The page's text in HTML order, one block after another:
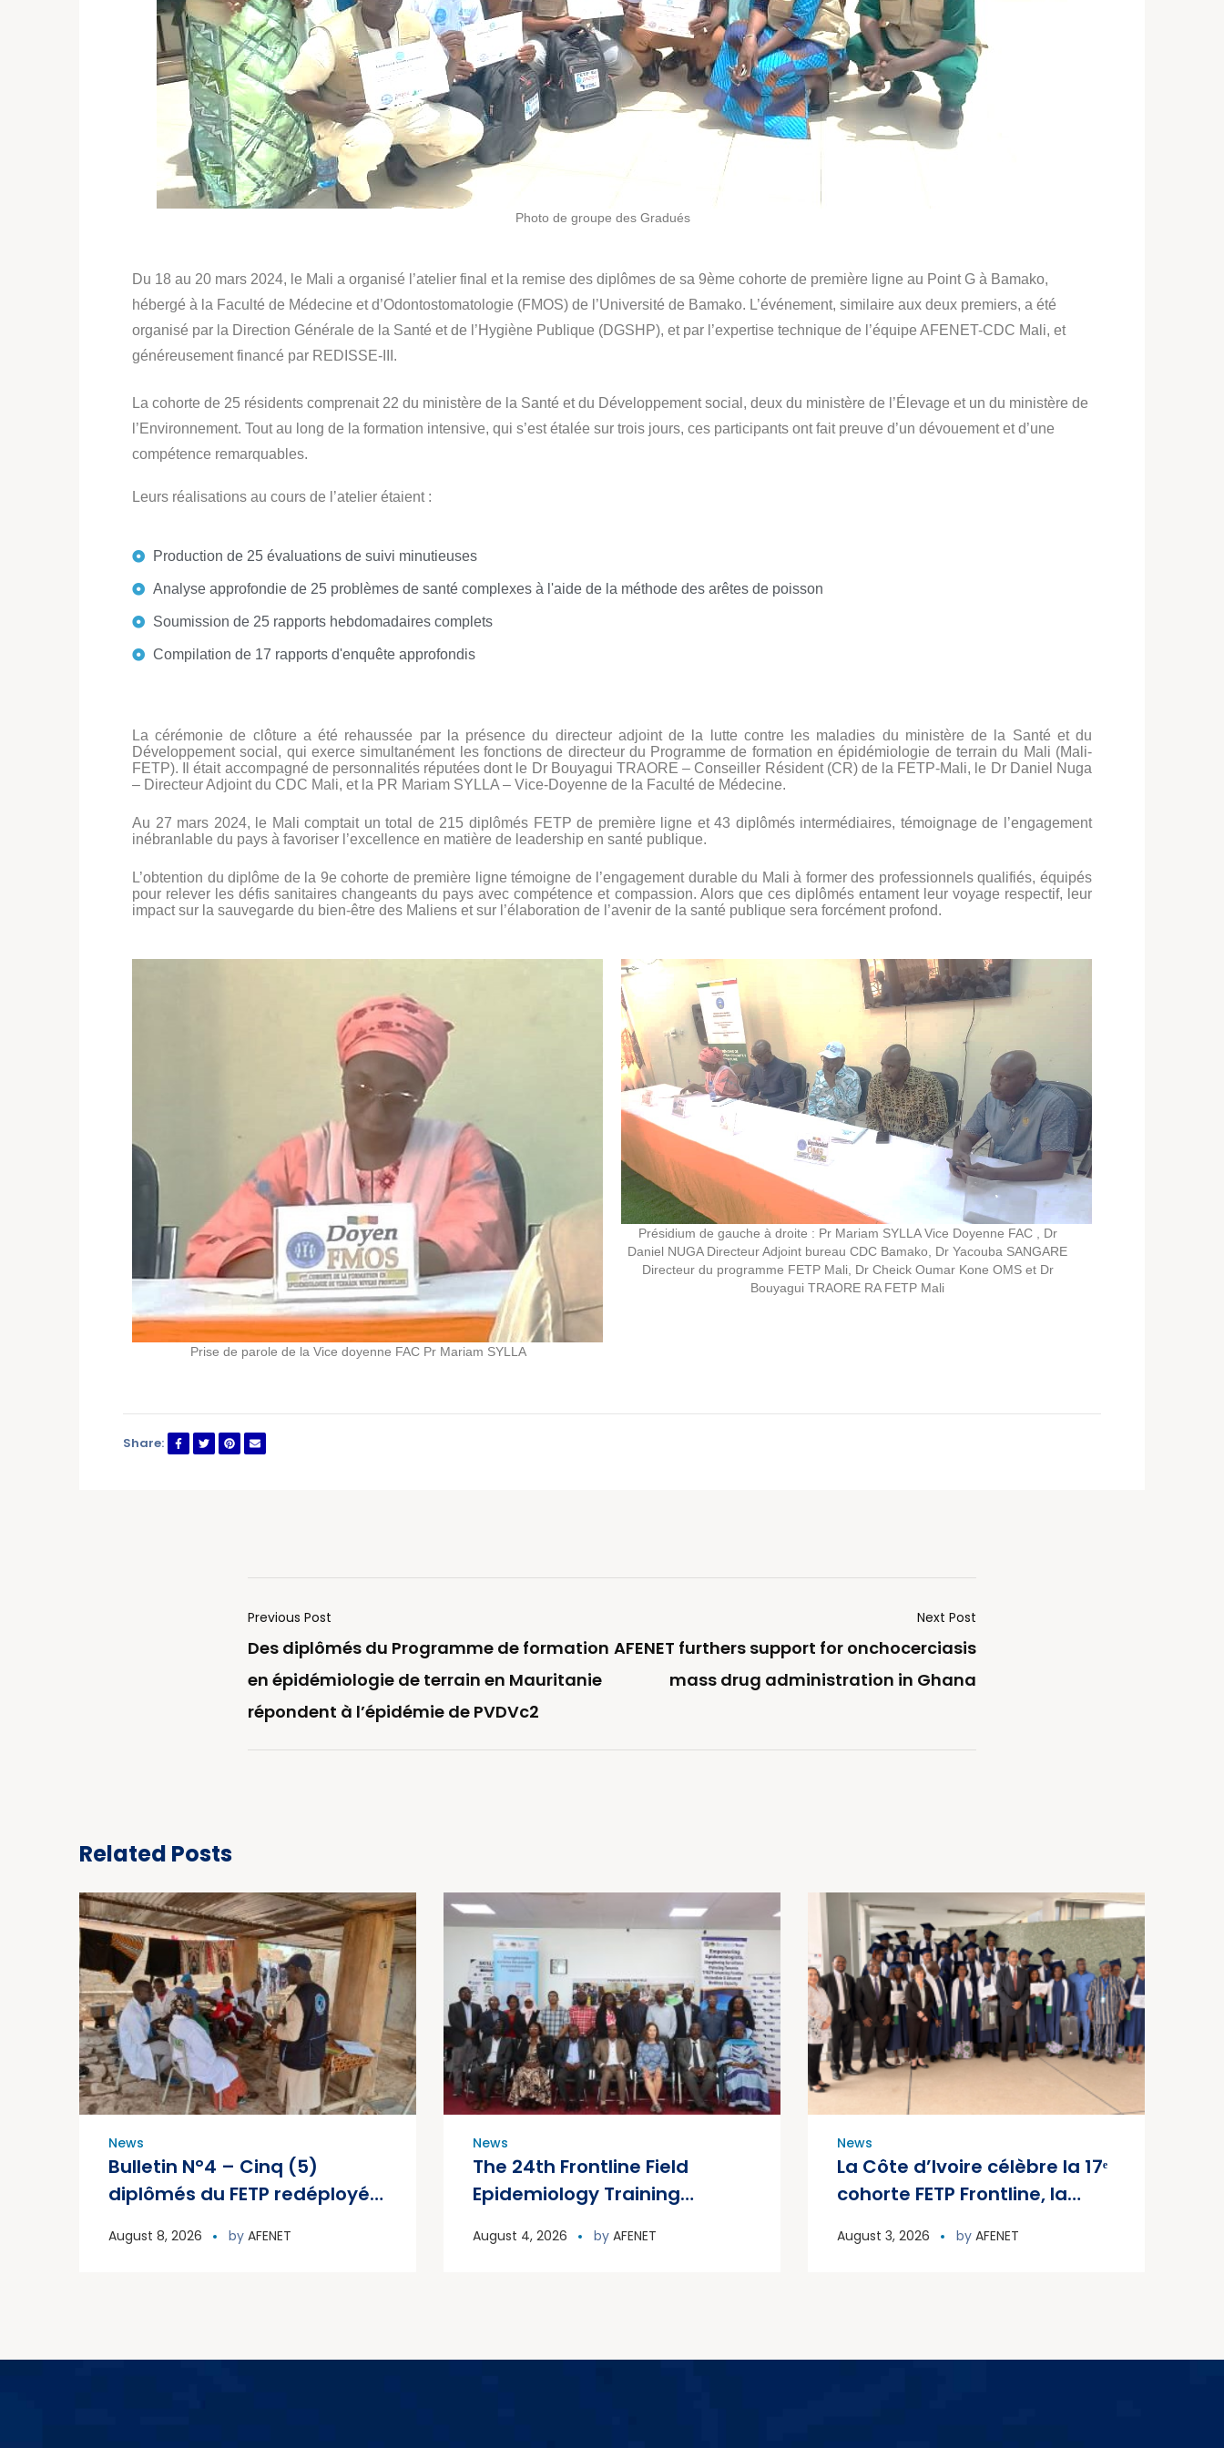
Photo de groupe des Gradués
Du 18 au 20 mars 2024, le Mali a organisé l’atelier final et la remise des diplômes de sa 9ème cohorte de première ligne au Point G à Bamako,
hébergé à la Faculté de Médecine et d’Odontostomatologie (FMOS) de l’Université de Bamako. L’événement, similaire aux deux premiers, a été
organisé par la Direction Générale de la Santé et de l’Hygiène Publique (DGSHP), et par l’expertise technique de l’équipe AFENET-CDC Mali, et
généreusement financé par REDISSE-III.
La cohorte de 25 résidents comprenait 22 du ministère de la Santé et du Développement social, deux du ministère de l’Élevage et un du ministère de
l’Environnement. Tout au long de la formation intensive, qui s’est étalée sur trois jours, ces participants ont fait preuve d’un dévouement et d’une
compétence remarquables.
Leurs réalisations au cours de l’atelier étaient :
Production de 25 évaluations de suivi minutieuses
Analyse approfondie de 25 problèmes de santé complexes à l'aide de la méthode des arêtes de poisson
Soumission de 25 rapports hebdomadaires complets
Compilation de 17 rapports d'enquête approfondis
La cérémonie de clôture a été rehaussée par la présence du directeur adjoint de la lutte contre les maladies du ministère de la Santé et du
Développement social, qui exerce simultanément les fonctions de directeur du Programme de formation en épidémiologie de terrain du Mali (Mali-
FETP). Il était accompagné de personnalités réputées dont le Dr Bouyagui TRAORE – Conseiller Résident (CR) de la FETP-Mali, le Dr Daniel Nuga
– Directeur Adjoint du CDC Mali, et la PR Mariam SYLLA – Vice-Doyenne de la Faculté de Médecine.
Au 27 mars 2024, le Mali comptait un total de 215 diplômés FETP de première ligne et 43 diplômés intermédiaires, témoignage de l’engagement
inébranlable du pays à favoriser l’excellence en matière de leadership en santé publique.
L’obtention du diplôme de la 9e cohorte de première ligne témoigne de l’engagement durable du Mali à former des professionnels qualifiés, équipés
pour relever les défis sanitaires changeants du pays avec compétence et compassion. Alors que ces diplômés entament leur voyage respectif, leur
impact sur la sauvegarde du bien-être des Maliens et sur l’élaboration de l’avenir de la santé publique sera forcément profond.
Prise de parole de la Vice doyenne FAC Pr Mariam SYLLA
Présidium de gauche à droite : Pr Mariam SYLLA Vice Doyenne FAC , Dr
Daniel NUGA Directeur Adjoint bureau CDC Bamako, Dr Yacouba SANGARE
Directeur du programme FETP Mali, Dr Cheick Oumar Kone OMS et Dr
Bouyagui TRAORE RA FETP Mali
Share:
Previous Post
Des diplômés du Programme de formation
en épidémiologie de terrain en Mauritanie
répondent à l’épidémie de PVDVc2
Next Post
AFENET furthers support for onchocerciasis
mass drug administration in Ghana
Related Posts
News
Bulletin N°4 – Cinq (5)
diplômés du FETP redéployés
PVDV2c au Mali, juillet 2026
August 8, 2026 by AFENET
News
The 24th Frontline Field
Epidemiology Training
officially graduated on
August 4, 2026 by AFENET
News
La Côte d’Ivoire célèbre la 17ᵉ
cohorte FETP Frontline, la
Avancé et lance la deuxième
August 3, 2026 by AFENET